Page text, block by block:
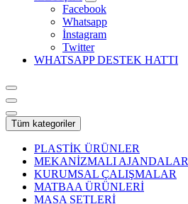
Facebook
Whatsapp
İnstagram
Twitter
WHATSAPP DESTEK HATTI
Tüm kategoriler
PLASTİK ÜRÜNLER
MEKANİZMALI AJANDALAR
KURUMSAL ÇALIŞMALAR
MATBAA ÜRÜNLERİ
MASA SETLERİ